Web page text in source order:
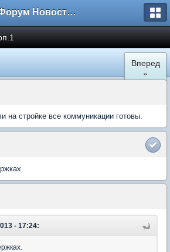
Форум Новостройки
Вперед
»
на стройке все коммуникации готовы.
- 17:24: